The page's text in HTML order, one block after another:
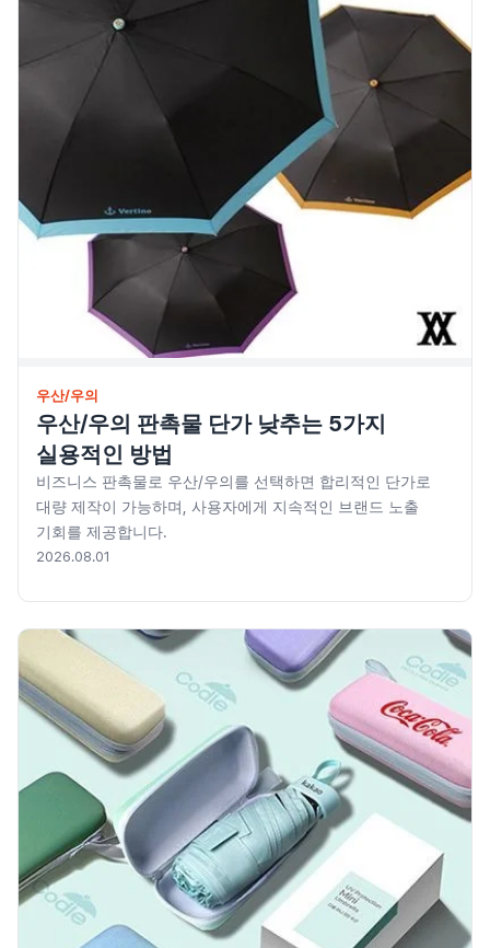
우산/우의
우산/우의 판촉물 단가 낮추는 5가지
실용적인 방법
비즈니스 판촉물로 우산/우의를 선택하면 합리적인 단가로
대량 제작이 가능하며, 사용자에게 지속적인 브랜드 노출
기회를 제공합니다.
2026.08.01